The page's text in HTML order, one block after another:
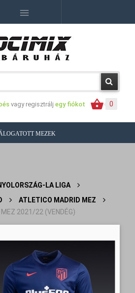
0
vagy regisztrálj egy fiókot
MEZEK
LA LIGA
>
ATLETICO MADRID MEZ
2021/22 (VENDÉG)